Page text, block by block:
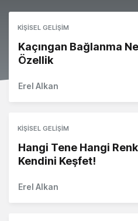
KIŞISEL GELIŞIM
Kaçıngan Bağlanma
Özellik
Erel Alkan
KIŞISEL GELIŞIM
Hangi Tene Hangi Renk
Kendini Keşfet!
Erel Alkan